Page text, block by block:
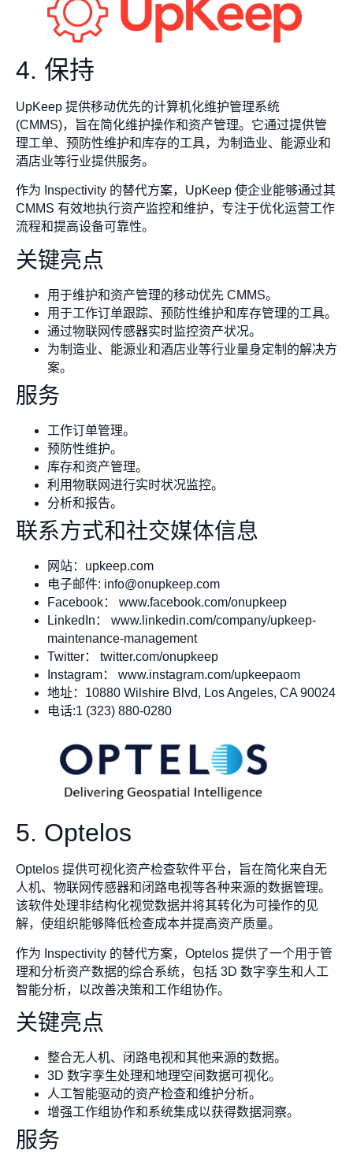
4. 保持
UpKeep 提供移动优先的计算机化维护管理系统
(CMMS)，旨在简化维护操作和资产管理。它通过提供管
理工单、预防性维护和库存的工具，为制造业、能源业和
酒店业等行业提供服务。
作为 Inspectivity 的替代方案，UpKeep 使企业能够通过其
CMMS 有效地执行资产监控和维护，专注于优化运营工作
流程和提高设备可靠性。
关键亮点
用于维护和资产管理的移动优先 CMMS。
用于工作订单跟踪、预防性维护和库存管理的工具。
通过物联网传感器实时监控资产状况。
为制造业、能源业和酒店业等行业量身定制的解决方
案。
服务
工作订单管理。
预防性维护。
库存和资产管理。
利用物联网进行实时状况监控。
分析和报告。
联系方式和社交媒体信息
网站：upkeep.com
电子邮件: info@onupkeep.com
Facebook： www.facebook.com/onupkeep
LinkedIn： www.linkedin.com/company/upkeep-
maintenance-management
Twitter： twitter.com/onupkeep
Instagram： www.instagram.com/upkeepaom
地址：10880 Wilshire Blvd, Los Angeles, CA 90024
电话:1 (323) 880-0280
5. Optelos
Optelos 提供可视化资产检查软件平台，旨在简化来自无
人机、物联网传感器和闭路电视等各种来源的数据管理。
该软件处理非结构化视觉数据并将其转化为可操作的见
解，使组织能够降低检查成本并提高资产质量。
作为 Inspectivity 的替代方案，Optelos 提供了一个用于管
理和分析资产数据的综合系统，包括 3D 数字孪生和人工
智能分析，以改善决策和工作组协作。
关键亮点
整合无人机、闭路电视和其他来源的数据。
3D 数字孪生处理和地理空间数据可视化。
人工智能驱动的资产检查和维护分析。
增强工作组协作和系统集成以获得数据洞察。
服务